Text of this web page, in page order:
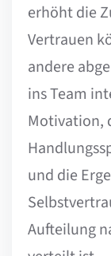
erhöht die
Vertrauen
andere
ins Team
Motivation,
und die
Aufteilung